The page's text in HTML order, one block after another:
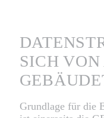
SICH
Grundlage für die